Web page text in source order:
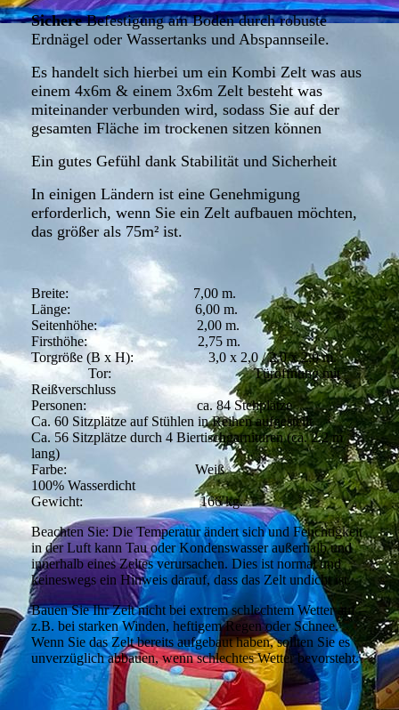
SichereBefestigung am Boden durch robuste
Erdnägel oder Wassertanks und Abspannseile.
Es handelt sich hierbei um ein Kombi Zelt was aus
einem 4x6m & einem 3x6m Zelt besteht was
miteinander verbunden wird, sodass Sie auf der
gesamten Fläche im trockenen sitzen können
Ein gutes Gefühl dank Stabilität und Sicherheit
In einigen Ländern ist eine Genehmigung
erforderlich, wenn Sie ein Zelt aufbauen möchten,
das größer als 75m² ist.
Breite: 7,00 m.
Länge: 6,00 m.
Seitenhöhe: 2,00 m.
Firsthöhe: 2,75 m.
Torgröße (B x H): 3,0 x 2,0 / 2,0 x 2,0 m.
Tor: Türöffnung mit
Reißverschluss
Personen: ca. 84 Stehplätze
Ca. 60 Sitzplätze auf Stühlen in Reihen aufgestellt
Ca. 56 Sitzplätze durch 4 Biertischgarnituren (ca. 2,2 m
lang)
Farbe: Weiß
100% Wasserdicht
Gewicht: 166 kg.
Beachten Sie: Die Temperatur ändert sich und Feuchtigkeit
in der Luft kann Tau oder Kondenswasser außerhalb und
innerhalb eines Zeltes verursachen. Dies ist normal und
keineswegs ein Hinweis darauf, dass das Zelt undicht ist.
Bauen Sie Ihr Zelt nicht bei extrem schlechtem Wetter auf –
z.B. bei starken Winden, heftigem Regen oder Schnee.
Wenn Sie das Zelt bereits aufgebaut haben, sollten Sie es
unverzüglich abbauen, wenn schlechtes Wetter bevorsteht.